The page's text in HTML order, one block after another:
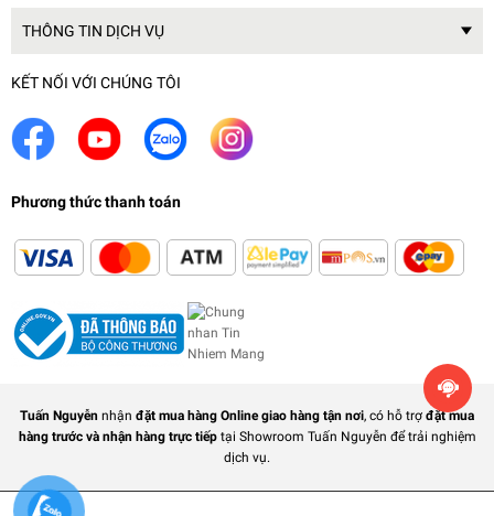
THÔNG TIN DỊCH VỤ
KẾT NỐI VỚI CHÚNG TÔI
Phương thức thanh toán
Tuấn Nguyễn nhận đặt mua hàng Online giao hàng tận nơi, có hỗ trợ đặt mua
hàng trước và nhận hàng trực tiếptại Showroom Tuấn Nguyễn để trải nghiệm
dịch vụ.